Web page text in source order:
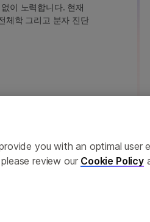
이 노력합니다. 현재
체학 그리고 분자 진단
you with an optimal user
review our Cookie Policy